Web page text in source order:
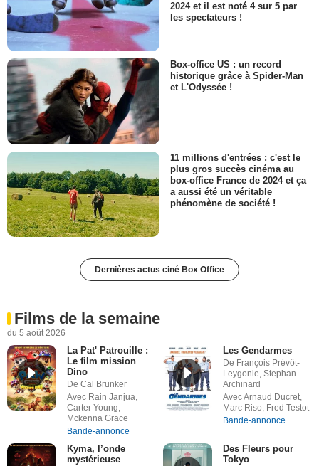
2024 et il est noté 4 sur 5 par
les spectateurs !
Box-office US : un record
historique grâce à Spider-Man
et L'Odyssée !
11 millions d'entrées : c'est le
plus gros succès cinéma au
box-office France de 2024 et ça
a aussi été un véritable
phénomène de société !
Dernières actus ciné Box Office
Films de la semaine
du 5 août 2026
La Pat' Patrouille :
Le film mission
Dino
De Cal Brunker
Avec Rain Janjua,
Carter Young,
Mckenna Grace
Bande-annonce
Les Gendarmes
De François Prévôt-
Leygonie, Stephan
Archinard
Avec Arnaud Ducret,
Marc Riso, Fred Testot
Bande-annonce
Kyma, l’onde
mystérieuse
Des Fleurs pour
Tokyo